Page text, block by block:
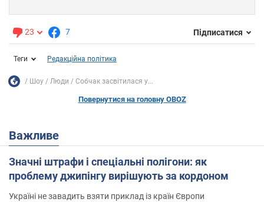
23 7 Підписатися
Теги Редакційна політика
Шоу Люди Собчак засвітилася у...
Повернутися на головну OBOZ
Важливе
Значні штрафи і спеціальні полігони: як
проблему джипінгу вирішують за кордоном
Україні не завадить взяти приклад із країн Європи